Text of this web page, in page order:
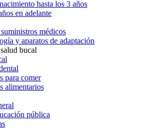
hasta los 3 años
en adelante
médicos
y aparatos de adaptación
bucal
para comer
alimentarios
pública